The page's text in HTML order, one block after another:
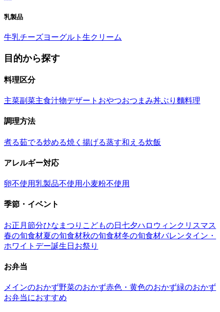
乳製品
牛乳チーズヨーグルト 生クリーム
目的から探す
料理区分
主菜副菜主食汁物デザート おやつおつまみ丼ぶり 麵料理
調理方法
煮る茹でる炒める焼く 揚げる蒸す和える炊飯
アレルギー対応
卵不使用乳製品不使用小麦粉不使用
季節・イベント
お正月 節分ひなまつり こどもの日 七夕ハロウィンクリスマス
春の旬食材夏の旬食材秋の旬食材冬の旬食材バレンタイン・
ホワイトデー誕生日 お祭り
お弁当
メインのおかず野菜のおかず赤色・黄色のおかず緑のおかず
お弁当におすすめ